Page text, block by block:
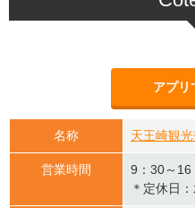
アプリ
名称 天王崎観
営業時間
9：30～16
＊定休日